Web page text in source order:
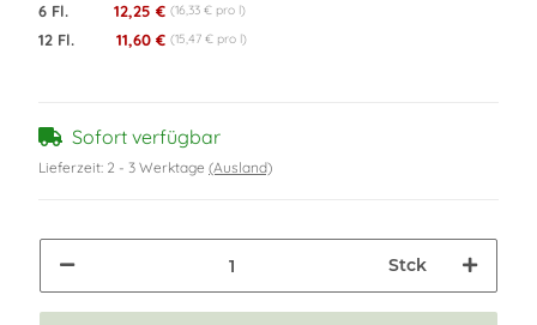
6 Fl. 12,25 € (16,33 € pro l)
12 Fl. 11,60 € (15,47 € pro l)
Sofort verfügbar
Lieferzeit: 2 - 3 Werktage (Ausland)
Stck